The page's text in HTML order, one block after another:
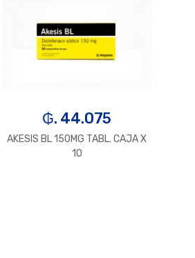
₲. 44.075
AKESIS BL 150MG TABL. CAJA X
10